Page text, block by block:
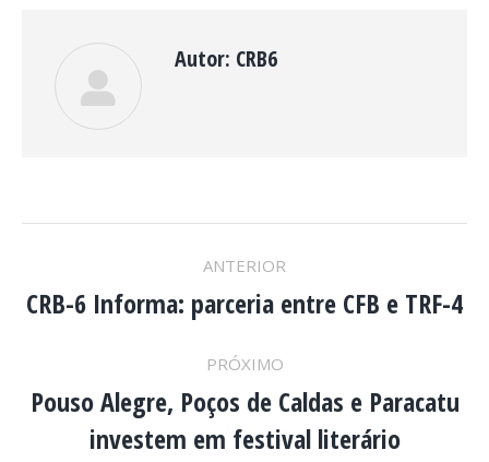
Autor: CRB6
NAVEGAÇÃO
DE
POST:
ANTERIOR
Post
CRB-6 Informa: parceria entre CFB e TRF-4
PRÓXIMO
Próximo
post:
Pouso Alegre, Poços de Caldas e Paracatu
investem em festival literário